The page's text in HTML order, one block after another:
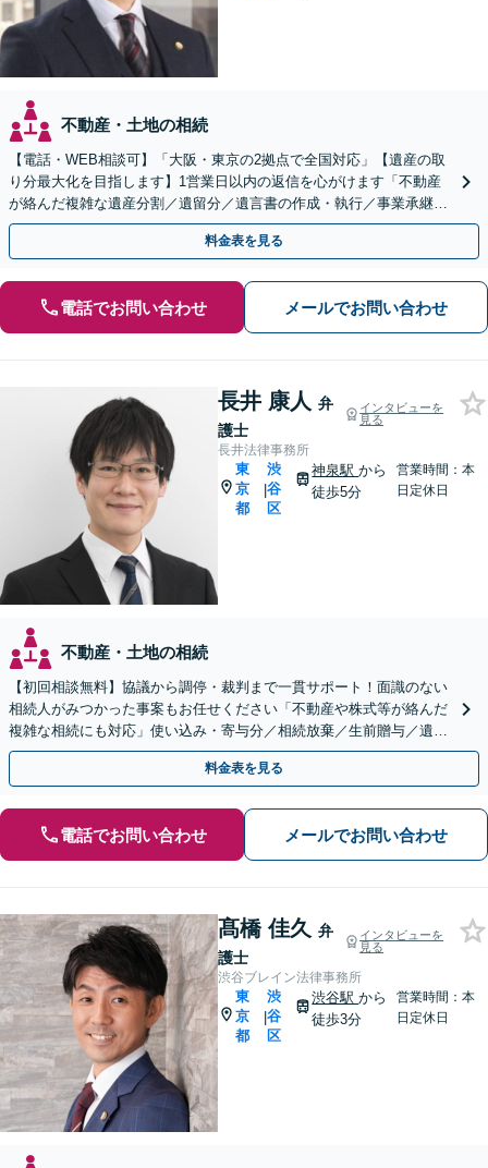
不動産・土地の相続
【電話・WEB相談可】「大阪・東京の2拠点で全国対応」【遺産の取
り分最大化を目指します】1営業日以内の返信を心がけます「不動産
が絡んだ複雑な遺産分割／遺留分／遺言書の作成・執行／事業承継な
ど、お任せください」【休日相談あり】
料金表を見る
電話でお問い合わせ メールでお問い合わせ
長井 康人 弁
護士
インタビューを
見る
長井法律事務所
東
京
都
|
渋
谷
区
神泉駅から
徒歩5分
営業時間：本
日定休日
不動産・土地の相続
【初回相談無料】協議から調停・裁判まで一貫サポート！面識のない
相続人がみつかった事案もお任せください「不動産や株式等が絡んだ
複雑な相続にも対応」使い込み・寄与分／相続放棄／生前贈与／遺言
書作成ほか【休日・夜間相談可】【完全個室対応】
料金表を見る
電話でお問い合わせ メールでお問い合わせ
髙橋 佳久 弁
護士
インタビューを
見る
渋谷ブレイン法律事務所
東
京
都
|
渋
谷
区
渋谷駅から
徒歩3分
営業時間：本
日定休日